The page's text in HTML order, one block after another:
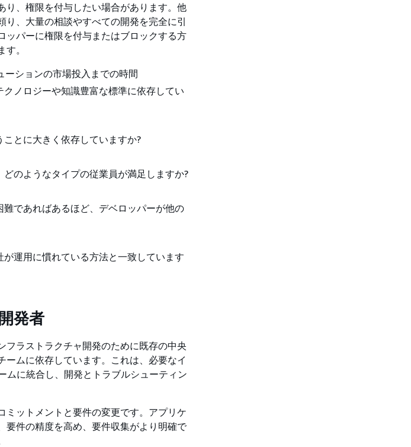
り、権限を付与したい場合があります。他
、大量の相談やすべての開発を完全に引
ッパーに権限を付与またはブロックする方
。
ーションの市場投入までの時間
ノロジーや知識豊富な標準に依存してい
とに大きく依存していますか?
のようなタイプの従業員が満足しますか?
であればあるほど、デベロッパーが他の
運用に慣れている方法と一致しています
発者
ラストラクチャ開発のために既存の中央
ムに依存しています。これは、必要なイ
ムに統合し、開発とトラブルシューティン
ミットメントと要件の変更です。アプリケ
要件の精度を高め、要件収集がより明確で